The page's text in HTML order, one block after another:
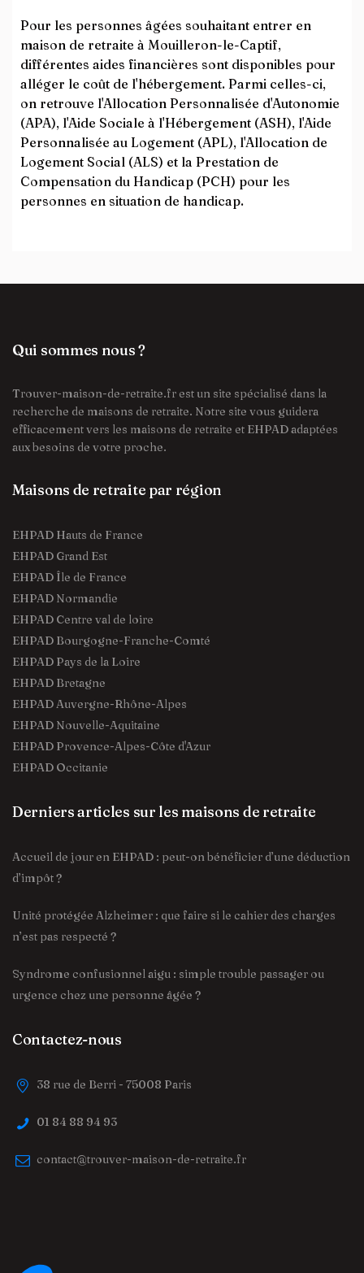
Pour les personnes âgées souhaitant entrer en
maison de retraite à Mouilleron-le-Captif,
différentes aides financières sont disponibles pour
alléger le coût de l'hébergement. Parmi celles-ci,
on retrouve l'Allocation Personnalisée d'Autonomie
(APA), l'Aide Sociale à l'Hébergement (ASH), l'Aide
Personnalisée au Logement (APL), l'Allocation de
Logement Social (ALS) et la Prestation de
Compensation du Handicap (PCH) pour les
personnes en situation de handicap.
Qui sommes nous ?
Trouver-maison-de-retraite.fr est un site spécialisé dans la
recherche de maisons de retraite. Notre site vous guidera
efficacement vers les maisons de retraite et EHPAD adaptées
aux besoins de votre proche.
Maisons de retraite par région
EHPAD Hauts de France
EHPAD Grand Est
EHPAD Île de France
EHPAD Normandie
EHPAD Centre val de loire
EHPAD Bourgogne-Franche-Comté
EHPAD Pays de la Loire
EHPAD Bretagne
EHPAD Auvergne-Rhône-Alpes
EHPAD Nouvelle-Aquitaine
EHPAD Provence-Alpes-Côte d'Azur
EHPAD Occitanie
Derniers articles sur les maisons de retraite
Accueil de jour en EHPAD : peut-on bénéficier d’une déduction
d’impôt ?
Unité protégée Alzheimer : que faire si le cahier des charges
n’est pas respecté ?
Syndrome confusionnel aigu : simple trouble passager ou
urgence chez une personne âgée ?
Contactez-nous
38 rue de Berri - 75008 Paris
01 84 88 94 93
contact@trouver-maison-de-retraite.fr